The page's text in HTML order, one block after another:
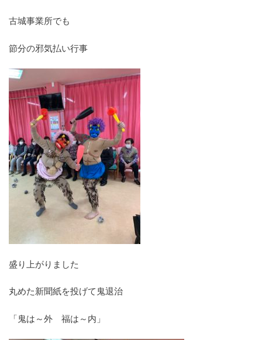
古城事業所でも
節分の邪気払い行事
盛り上がりました
丸めた新聞紙を投げて鬼退治
「鬼は～外 福は～内」